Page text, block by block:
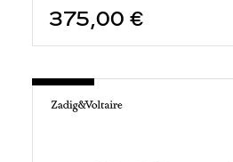
375,00 €